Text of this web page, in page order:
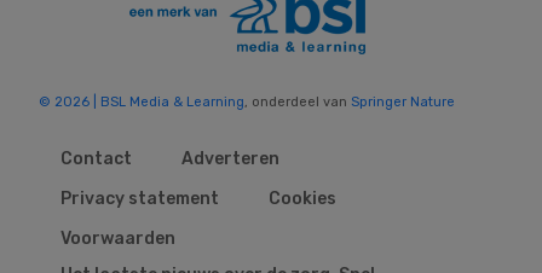
© 2026 | BSL Media & Learning, onderdeel van Springer Nature
Contact
Adverteren
Privacy statement
Cookies
Voorwaarden